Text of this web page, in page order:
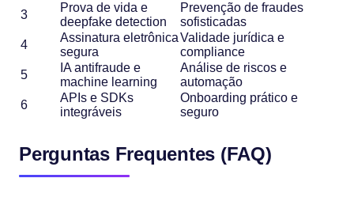
3
Prova de vida e
deepfake detection
Prevenção de fraudes
sofisticadas
4
Assinatura eletrônica
segura
Validade jurídica e
compliance
5
IA antifraude e
machine learning
Análise de riscos e
automação
6
APIs e SDKs
integráveis
Onboarding prático e
seguro
Perguntas Frequentes (FAQ)